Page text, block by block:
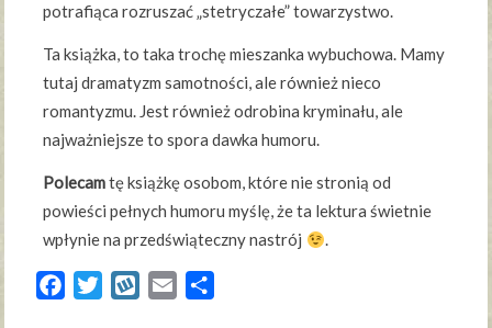
potrafiąca rozruszać „stetryczałe” towarzystwo.
Ta książka, to taka trochę mieszanka wybuchowa. Mamy
tutaj dramatyzm samotności, ale również nieco
romantyzmu. Jest również odrobina kryminału, ale
najważniejsze to spora dawka humoru.
Polecamtę książkę osobom, które nie stronią od
powieści pełnych humoru myślę, że ta lektura świetnie
wpłynie na przedświąteczny nastrój
.
FacebookTwitterWykopEmail